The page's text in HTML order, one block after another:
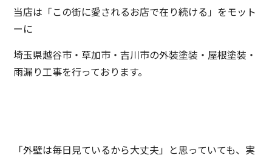
当店は「この街に愛されるお店で在り続ける」をモット
ーに
埼玉県越谷市・草加市・吉川市の外装塗装・屋根塗装・
雨漏り工事を行っております。
「外壁は毎日見ているから大丈夫」と思っていても、実